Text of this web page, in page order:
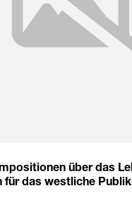
über das
für das westliche